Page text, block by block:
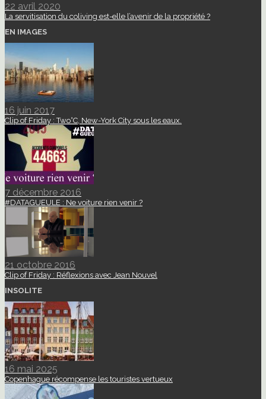
22 avril 2020
La servitisation du coliving est-elle l’avenir de la propriété ?
EN IMAGES
16 juin 2017
Clip of Friday : Two°C, New-York City sous les eaux.
7 décembre 2016
#DATAGUEULE : Ne voiture rien venir ?
21 octobre 2016
Clip of Friday : Réflexions avec Jean Nouvel
INSOLITE
16 mai 2025
Copenhague récompense les touristes vertueux